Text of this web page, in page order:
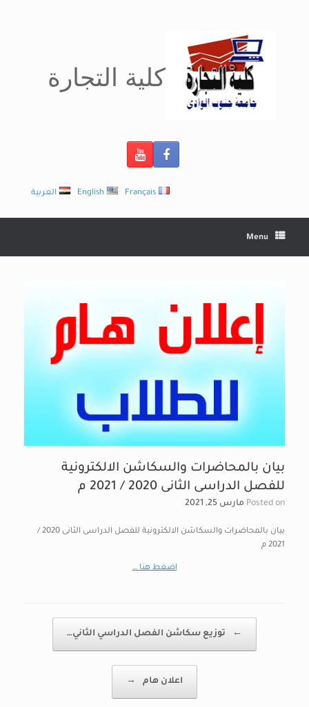
كلية التجارة
العربية English Français
Menu
بيان بالمحاضرات والسكاشن الالكترونية
للفصل الدراسى الثانى 2020 / 2021 م
Posted on مارس 25, 2021
بيان بالمحاضرات والسكاشن الالكترونية للفصل الدراسى الثانى 2020 /
2021 م
اضغط هنا …
← توزيع سكاشن الفصل الدراسي الثاني…
اعلان هام →